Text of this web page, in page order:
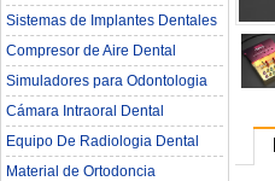
Sistemas de Implantes Dentales
Compresor de Aire Dental
Simuladores para Odontologia
Cámara Intraoral Dental
Equipo De Radiologia Dental‎
Material de Ortodoncia